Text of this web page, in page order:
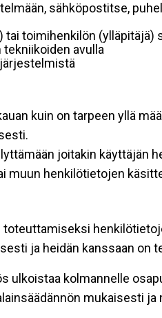
sähköpostitse,
toimihenkilön (ylläpitäjä)
avulla
kuin on tarpeen yllä
joitakin käyttäjän
muun henkilötietojen
ja heidän kanssaan
ulkoistaa kolmannelle
mukaisesti